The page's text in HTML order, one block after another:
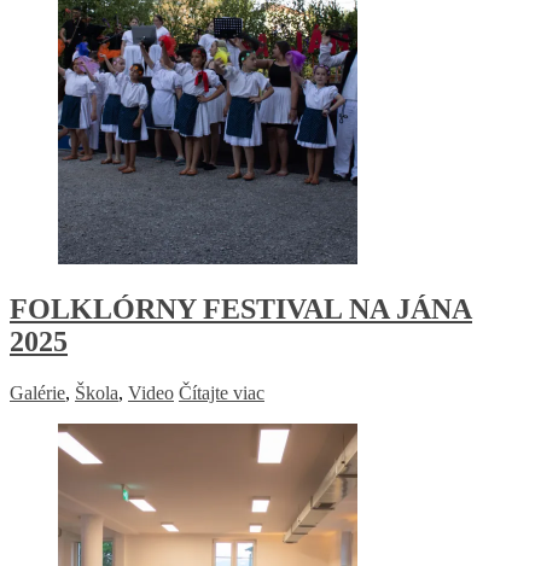
FOLKLÓRNY FESTIVAL NA JÁNA
2025
Galérie, Škola, Video Čítajte viac